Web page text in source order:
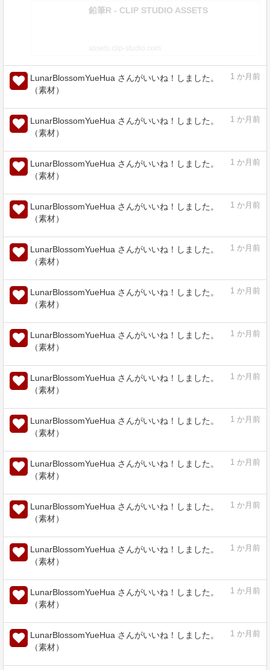
assets.clip-studio.com
鉛筆R - CLIP STUDIO ASSETS
assets.clip-studio.com
LunarBlossomYueHua さんがいいね！しました。
（素材）
アルマのセット - CLIP STUDIO ASSETS
assets.clip-studio.com
LunarBlossomYueHua さんがいいね！しました。
（素材）
1 か月前
LunarBlossomYueHua さんがいいね！しました。
（素材）
1 か月前
フェイバーカステルピットアーティストカ
ラーペン - CLIP STUDIO ASSETS
assets.clip-studio.com
LunarBlossomYueHua さんがいいね！しました。
（素材）
LunarBlossomYueHua さんがいいね！しました。
（素材）
LunarBlossomYueHua さんがいいね！しました。
（素材）
LunarBlossomYueHua さんがいいね！しました。
（素材）
LunarBlossomYueHua さんがいいね！しました。
（素材）
LunarBlossomYueHua さんがいいね！しました。
（素材）